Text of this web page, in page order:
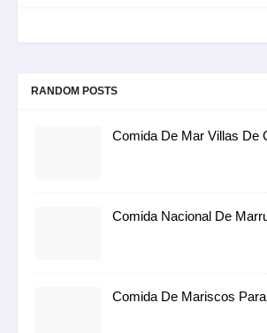
RANDOM POSTS
Comida De Mar Villas De
Comida Nacional De
Comida De Mariscos